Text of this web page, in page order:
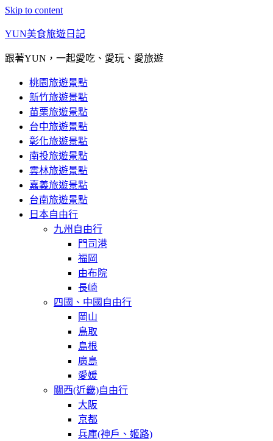
Skip to content
YUN美食旅遊日記
跟著YUN，一起愛吃、愛玩、愛旅遊
桃園旅遊景點
新竹旅遊景點
苗栗旅遊景點
台中旅遊景點
彰化旅遊景點
南投旅遊景點
雲林旅遊景點
嘉義旅遊景點
台南旅遊景點
日本自由行
九州自由行
門司港
福岡
由布院
長崎
四國、中國自由行
岡山
鳥取
島根
廣島
愛媛
關西(近畿)自由行
大阪
京都
兵庫(神戶、姬路)